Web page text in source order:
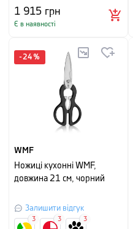
1 915 грн
Є в наявності
-24 %
WMF
Ножиці кухонні WMF,
довжина 21 см, чорний
Залишити відгук
3 3 3